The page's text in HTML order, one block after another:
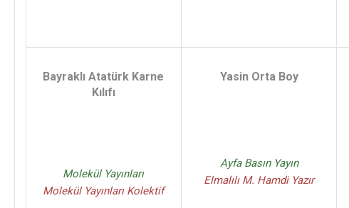
Bayraklı Atatürk Karne
Kılıfı
Molekül Yayınları
Molekül Yayınları Kolektif
Yasin Orta Boy
Ayfa Basın Yayın
Elmalılı M. Hamdi Yazır